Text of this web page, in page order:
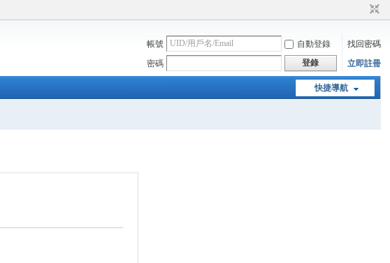
帳號 自動登錄
找回密碼
密碼
登錄 立即註冊
快捷導航